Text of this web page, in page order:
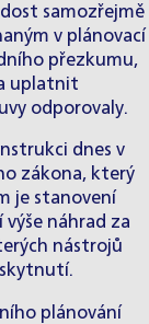
samozřejmě
v plánovací
přezkumu,
uplatnit
odporovaly.
dnes v
zákona, který
je stanovení
náhrad za
nástrojů
plánování